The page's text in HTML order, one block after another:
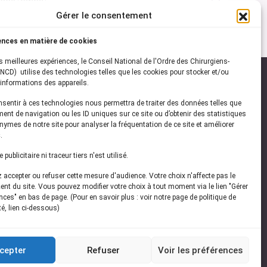
Gérer le consentement
en matière de cookies
meilleures expériences, le Conseil National de l'Ordre des Chirurgiens-
utilise des technologies telles que les cookies pour stocker et/ou
des appareils.
à ces technologies nous permettra de traiter des données telles que
de navigation ou les ID uniques sur ce site ou d’obtenir des statistiques
de notre site pour analyser la fréquentation de ce site et améliorer
publicitaire ni traceur tiers n'est utilisé.
accepter ou refuser cette mesure d'audience. Votre choix n'affecte pas le
du site. Vous pouvez modifier votre choix à tout moment via le lien "Gérer
en bas de page. (Pour en savoir plus : voir notre page de politique de
lien ci-dessous)
Refuser Voir les préférences
vous à notrenewsletter
les dernières actualités de l'ONCD